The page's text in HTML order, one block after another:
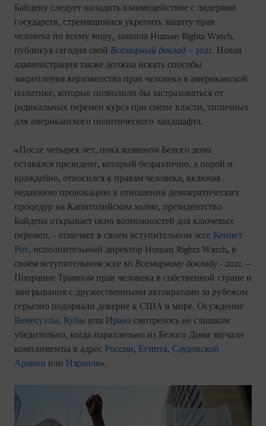
Байдену следует наладить взаимодействие с лидерами
государств, стремящимися укрепить защиту прав
человека по всему миру, заявила Human Rights Watch,
публикуя сегодня свой Всемирный доклад – 2021. Новая
администрация также должна искать способы
закрепления верховенства прав человека в американской
политике, которые позволили бы застраховаться от
радикальных перемен курса при смене власти, типичных
для американского политического ландшафта.
«После четырех лет, пока хозяином Белого дома
оставался президент, который безразлично, а порой и
враждебно, относился к правам человека, включая
недавнюю провокацию в отношении демократических
процедур на Капитолийском холме, президентство
Байдена открывает окно возможностей для ключевых
перемен, - отмечает в своем вступительном эссе Кеннет
Рот, исполнительный директор Human Rights Watch, в
своём вступительном эссе ко Всемирному докладу - 2021. –
Попрание Трампом прав человека в собственной стране и
заигрывания с дружественными автократами за рубежом
серьезно подорвали доверие к США в мире. Осуждение
Венесуэлы, Кубы или Ирана смотрелось не слишком
убедительно, когда параллельно из Белого Дома звучали
комплименты в адрес России, Египта, Саудовской
Аравии или Израиля».